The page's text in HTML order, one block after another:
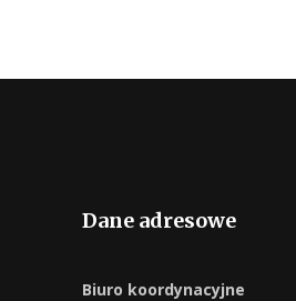
Dane adresowe
Biuro koordynacyjne